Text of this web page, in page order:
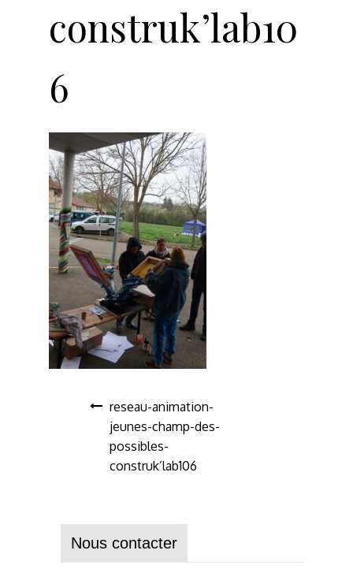
construk’lab10
6
reseau-animation-
jeunes-champ-des-
possibles-
construk’lab106
Nous contacter